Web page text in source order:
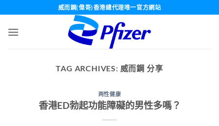
content
威而鋼(偉哥)香港總代理唯一官方網站
TAG ARCHIVES: 威而鋼 分享
两性健康
香港ED勃起功能障礙的男性多嗎？